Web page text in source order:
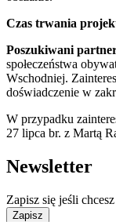
Czas trwania
Poszukiwani
społeczeństwa
Wschodniej.
doświadczenie w
W przypadku
27 lipca br. z Martą
Newsletter
Zapisz się jeśli
Zapisz